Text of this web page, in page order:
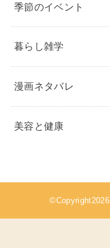
季節のイベント
暮らし雑学
漫画ネタバレ
美容と健康
©Copyright2026